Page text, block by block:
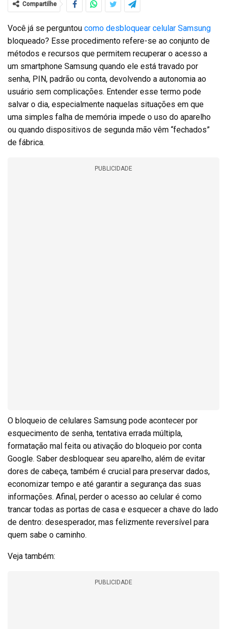
Compartilhe
Você já se perguntou como desbloquear celular Samsung
bloqueado? Esse procedimento refere-se ao conjunto de
métodos e recursos que permitem recuperar o acesso a
um smartphone Samsung quando ele está travado por
senha, PIN, padrão ou conta, devolvendo a autonomia ao
usuário sem complicações. Entender esse termo pode
salvar o dia, especialmente naquelas situações em que
uma simples falha de memória impede o uso do aparelho
ou quando dispositivos de segunda mão vêm “fechados”
de fábrica.
PUBLICIDADE
O bloqueio de celulares Samsung pode acontecer por
esquecimento de senha, tentativa errada múltipla,
formatação mal feita ou ativação do bloqueio por conta
Google. Saber desbloquear seu aparelho, além de evitar
dores de cabeça, também é crucial para preservar dados,
economizar tempo e até garantir a segurança das suas
informações. Afinal, perder o acesso ao celular é como
trancar todas as portas de casa e esquecer a chave do lado
de dentro: desesperador, mas felizmente reversível para
quem sabe o caminho.
Veja também:
PUBLICIDADE